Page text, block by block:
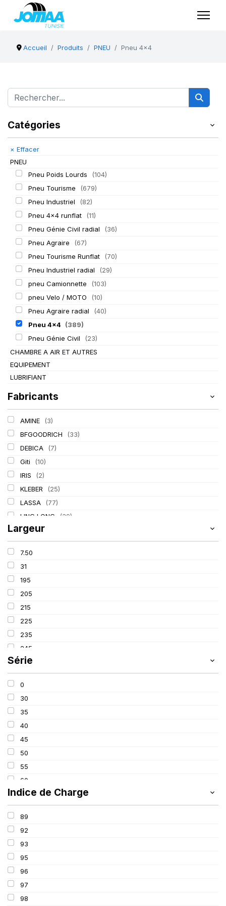
Accueil Produits PNEU Pneu 4x4
Catégories
× Effacer
PNEU
Pneu Poids Lourds
(104)
Pneu Tourisme
(679)
Pneu Industriel
(82)
Pneu 4x4 runflat
(11)
Pneu Génie Civil radial
(36)
Pneu Agraire
(67)
Pneu Tourisme Runflat
(70)
Pneu Industriel radial
(29)
pneu Camionnette
(103)
pneu Velo / MOTO
(10)
Pneu Agraire radial
(40)
Pneu 4x4 (389)
Pneu Génie Civil
(23)
CHAMBRE A AIR ET AUTRES
EQUIPEMENT
LUBRIFIANT
Fabricants
AMINE
(3)
BFGOODRICH
(33)
DEBICA
(7)
Giti
(10)
IRIS
(2)
KLEBER
(25)
LASSA
(77)
LING LONG
(39)
MICHELIN
PIRELLI (110)
TIGAR
Largeur
7.50
31
195
205
215
225
235
245
255
265
275
285
295
305
315
325
Série
0
30
35
40
45
50
55
60
65
70
75
80
85
100
Indice de Charge
89
92
93
95
96
97
98